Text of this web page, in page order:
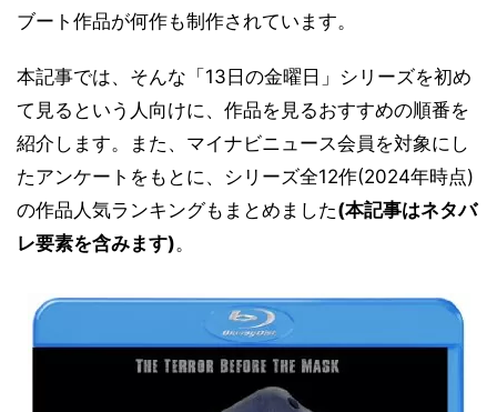
ブート作品が何作も制作されています。
本記事では、そんな「13日の金曜日」シリーズを初め
て見るという人向けに、作品を見るおすすめの順番を
紹介します。また、マイナビニュース会員を対象にし
たアンケートをもとに、シリーズ全12作(2024年時点)
の作品人気ランキングもまとめました(本記事はネタバ
レ要素を含みます)。